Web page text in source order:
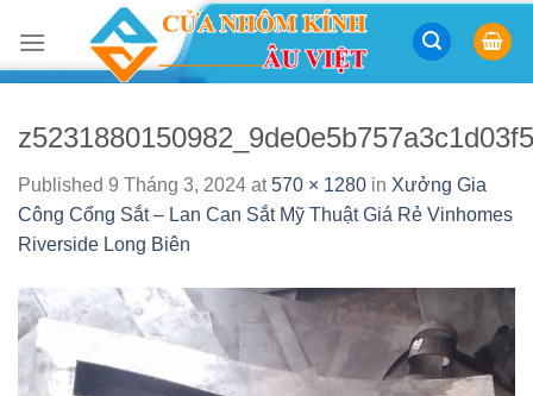
content
Published 9 Tháng 3, 2024 at570 × 1280 in Xưởng Gia
Công Cổng Sắt – Lan Can Sắt Mỹ Thuật Giá Rẻ Vinhomes
Riverside Long Biên